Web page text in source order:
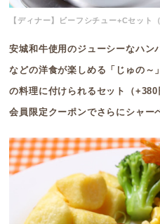
【ディナー】ビーフシチュー+Cセット
安城和牛使用のジューシーなハン
などの洋食が楽しめる「じゅの～
の料理に付けられるセット（+380
会員限定クーポンでさらにシャー